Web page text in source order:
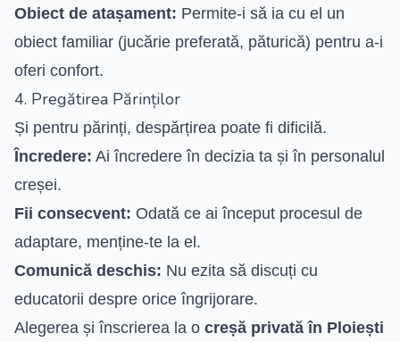
Obiect de atașament: Permite-i să ia cu el un
obiect familiar (jucărie preferată, păturică) pentru a-i
oferi confort.
4. Pregătirea Părinților
Și pentru părinți, despărțirea poate fi dificilă.
Încredere: Ai încredere în decizia ta și în personalul
creșei.
Fii consecvent: Odată ce ai început procesul de
adaptare, menține-te la el.
Comunică deschis: Nu ezita să discuți cu
educatorii despre orice îngrijorare.
Alegerea și înscrierea la o creșă privată în Ploiești